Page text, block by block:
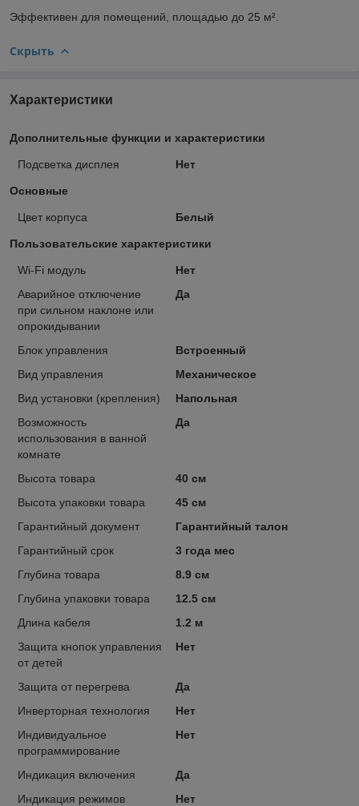
Эффективен для помещений, площадью до 25 м².
Скрыть
Характеристики
Дополнительные функции и характеристики
Подсветка дисплея Нет
Основные
Цвет корпуса Белый
Пользовательские характеристики
Wi-Fi модуль
Нет
Аварийное отключение
при сильном наклоне или
опрокидывании
Да
Блок управления
Встроенный
Вид управления
Механическое
Вид установки (крепления)
Напольная
Возможность
использования в ванной
комнате
Да
Высота товара
40 см
Высота упаковки товара
45 см
Гарантийный документ
Гарантийный талон
Гарантийный срок
3 года мес
Глубина товара
8.9 см
Глубина упаковки товара
12.5 см
Длина кабеля
1.2 м
Защита кнопок управления
от детей
Нет
Защита от перегрева
Да
Инверторная технология
Нет
Индивидуальное
программирование
Нет
Индикация включения
Да
Индикация режимов
Нет